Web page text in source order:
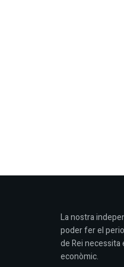
La nostra
poder fer el
de Rei
econòmic.